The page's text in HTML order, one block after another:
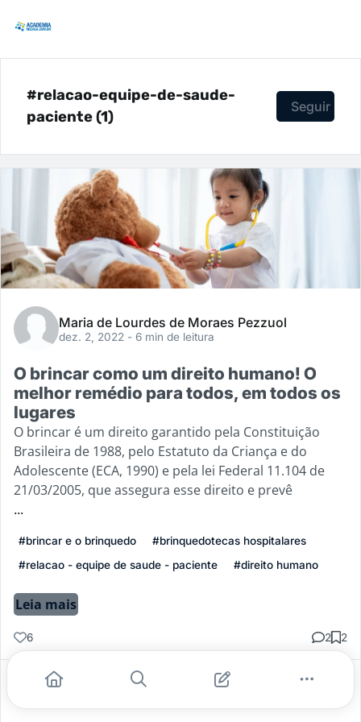
#relacao-equipe-de-saude-
paciente (1)
Seguir
Maria de Lourdes de Moraes Pezzuol
dez. 2, 2022 - 6 min de leitura
O brincar como um direito humano! O
melhor remédio para todos, em todos os
lugares
O brincar é um direito garantido pela Constituição
Brasileira de 1988, pelo Estatuto da Criança e do
Adolescente (ECA, 1990) e pela lei Federal 11.104 de
21/03/2005, que assegura esse direito e prevê
...
#brincar e o brinquedo
#brinquedotecas hospitalares
#relacao - equipe de saude - paciente
#direito humano
Leia mais
6 2 2